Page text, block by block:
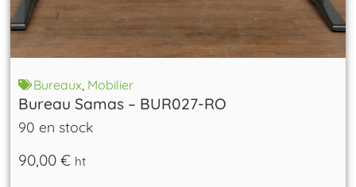
Bureaux, Mobilier
Bureau Samas – BUR027-RO
90 en stock
90,00€ ht